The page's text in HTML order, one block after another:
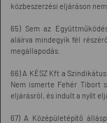
közbeszerzési eljáráson
65) Sem az
aláírva mindegyik fél
megállapodás.
66) A KÉSZ Kft a
Nem ismerte Fehér Tibort
eljárásról, és indult a nyílt
67) A Középületépítő